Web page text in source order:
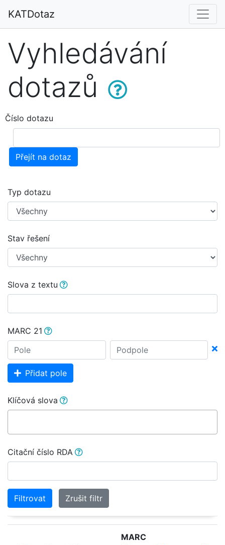
KATDotaz
Vyhledávání
dotazů
Číslo dotazu
Přejít na dotaz
Typ dotazu
Stav řešení
Slova z textu
MARC 21
Přidat pole
Klíčová slova
Citační číslo RDA
Filtrovat Zrušit filtr
MARC